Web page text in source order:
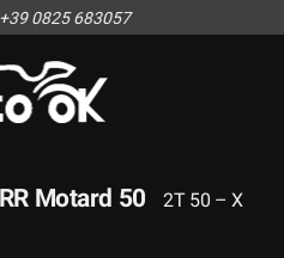
+39 0825 683057
Motard 50
2T 50 – X